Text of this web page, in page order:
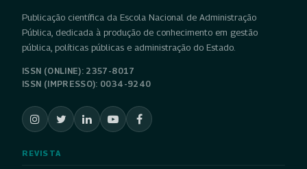
Publicação científica da Escola Nacional de Administração
Pública, dedicada à produção de conhecimento em gestão
pública, políticas públicas e administração do Estado.
ISSN (ONLINE): 2357-8017
ISSN (IMPRESSO): 0034-9240
REVISTA